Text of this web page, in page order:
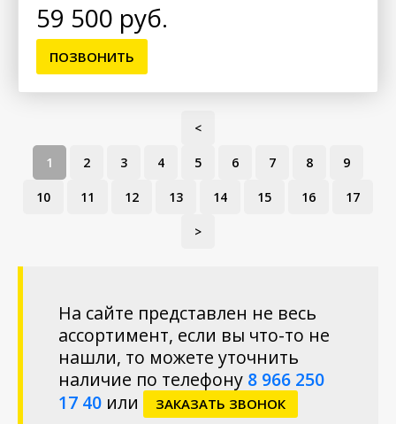
59 500 руб.
ПОЗВОНИТЬ
<
1 2 3 4 5 6 7 8 9
10 11 12 13 14 15 16 17
>
На сайте представлен не весь
ассортимент, если вы что-то не
нашли, то можете уточнить
наличие по телефону 8 966 250
17 40 или ЗАКАЗАТЬ ЗВОНОК